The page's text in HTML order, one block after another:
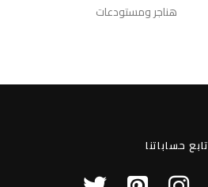
هناجر ومستودعات
تابع حساباتنا